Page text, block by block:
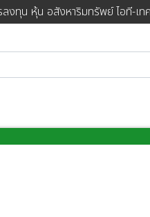
ทุน หุ้น อสังหาริมทรัพย์ ไอที-เท